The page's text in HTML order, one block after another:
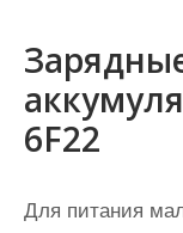
6F22
Для питания